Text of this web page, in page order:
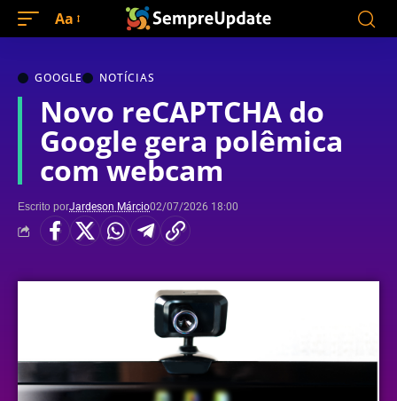
Aa
GOOGLE NOTÍCIAS
Novo reCAPTCHA do
Google gera polêmica
com webcam
Escrito porJardeson Márcio02/07/2026 18:00